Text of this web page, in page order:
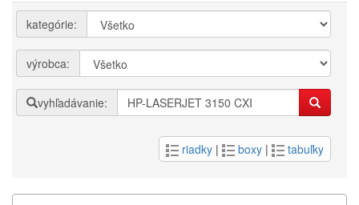
kategórie:
výrobca:
vyhľadávanie:
riadky | boxy | tabuľky